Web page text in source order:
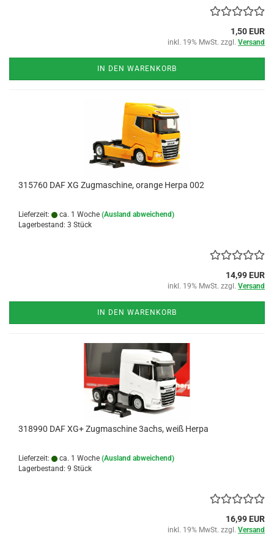
1,50 EUR
inkl. 19% MwSt. zzgl. Versand
IN DEN WARENKORB
315760 DAF XG Zugmaschine, orange Herpa 002
Lieferzeit: ca. 1 Woche (Ausland abweichend)
Lagerbestand: 3 Stück
14,99 EUR
inkl. 19% MwSt. zzgl. Versand
IN DEN WARENKORB
318990 DAF XG+ Zugmaschine 3achs, weiß Herpa
Lieferzeit: ca. 1 Woche (Ausland abweichend)
Lagerbestand: 9 Stück
16,99 EUR
inkl. 19% MwSt. zzgl. Versand